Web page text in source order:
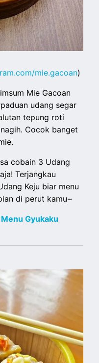
mie.gacoan)
Mie Gacoan
udang segar
tepung roti
Cocok banget
cobain 3 Udang
Terjangkau
Keju biar menu
di perut kamu~
Gyukaku